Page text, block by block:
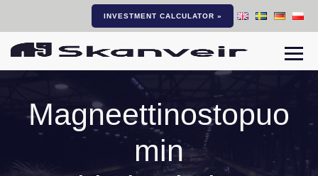
INVESTMENT CALCULATOR »
Magneettinostopuo
min